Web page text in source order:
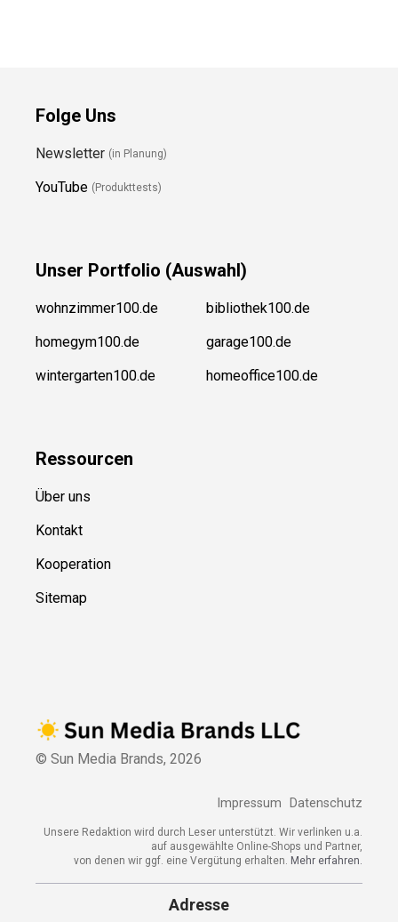
Folge Uns
Newsletter (in Planung)
YouTube (Produkttests)
Unser Portfolio (Auswahl)
wohnzimmer100.de
homegym100.de
wintergarten100.de
bibliothek100.de
garage100.de
homeoffice100.de
Ressourcen
Über uns
Kontakt
Kooperation
Sitemap
© Sun Media Brands, 2026
Impressum Datenschutz
Unsere Redaktion wird durch Leser unterstützt. Wir verlinken u.a.
auf ausgewählte Online-Shops und Partner,
von denen wir ggf. eine Vergütung erhalten. Mehr erfahren.
Adresse